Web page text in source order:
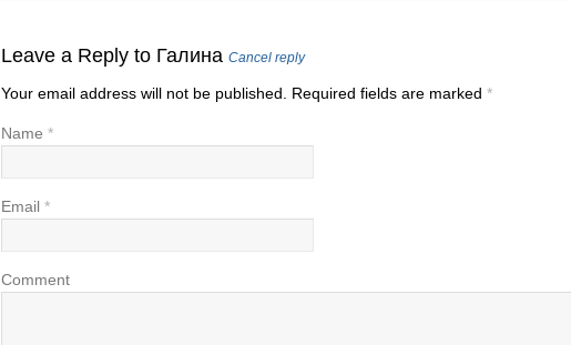
Leave a Reply to Галина Cancel reply
Your email address will not be published. Required fields are marked *
Name *
Email *
Comment